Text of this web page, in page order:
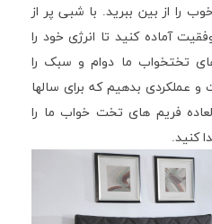
را از بین ببرید. با شبی پر از
آماده کنید تا انرژی خود را
تختخواب ما دوام و سبک را
عملکردی بدهیم که برای سالها
فریم های تخت خواب ما را
کنید.